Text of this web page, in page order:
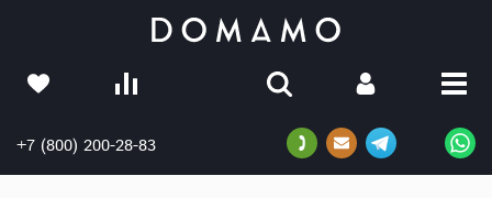
+7 (800) 200-28-83